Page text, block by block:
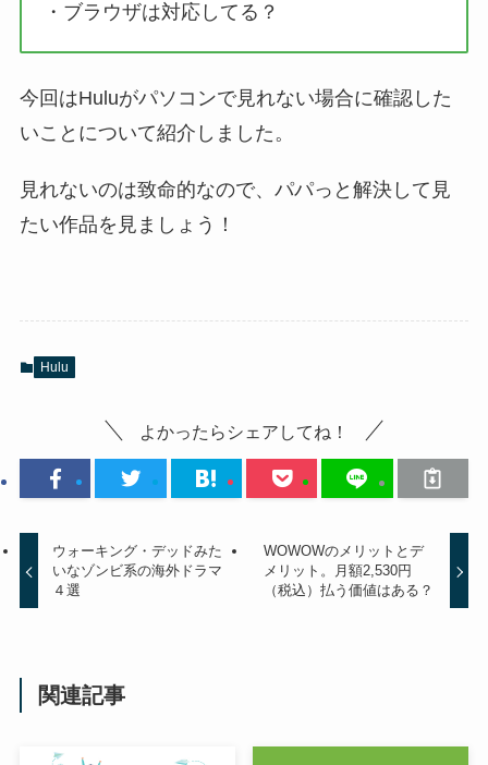
・ブラウザは対応してる？
今回はHuluがパソコンで見れない場合に確認した
いことについて紹介しました。
見れないのは致命的なので、パパっと解決して見
たい作品を見ましょう！
Hulu
よかったらシェアしてね！
ウォーキング・デッドみた
いなゾンビ系の海外ドラマ
４選
WOWOWのメリットとデ
メリット。月額2,530円
（税込）払う価値はある？
関連記事